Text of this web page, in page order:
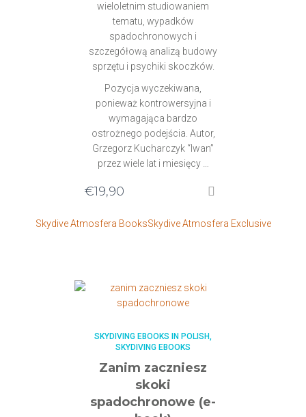
wieloletnim studiowaniem
tematu, wypadków
spadochronowych i
szczegółową analizą budowy
sprzętu i psychiki skoczków.
Pozycja wyczekiwana,
ponieważ kontrowersyjna i
wymagająca bardzo
ostrożnego podejścia. Autor,
Grzegorz Kucharczyk “Iwan”
przez wiele lat i miesięcy …
€19,90
Skydive Atmosfera BooksSkydive Atmosfera Exclusive
SKYDIVING EBOOKS IN POLISH
SKYDIVING EBOOKS
Zanim zaczniesz
skoki
spadochronowe (e-